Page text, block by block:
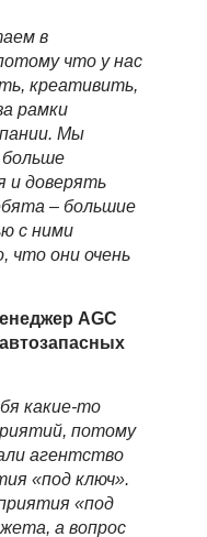
в
что у нас
креативить,
рамки
Мы
больше
и доверять
– большие
с ними
что они очень
AGC
какие-то
потому
агентство
«под ключ».
«под
а вопрос